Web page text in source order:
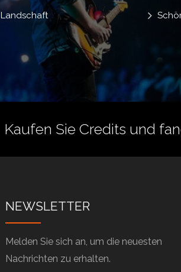
Landschaft
Kaufen Sie Credits und
NEWSLETTER
Melden Sie sich an, um die neuesten
Nachrichten zu erhalten.